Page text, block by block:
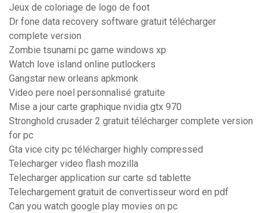
Jeux de coloriage de logo de foot
Dr fone data recovery software gratuit télécharger
complete version
Zombie tsunami pc game windows xp
Watch love island online putlockers
Gangstar new orleans apkmonk
Video pere noel personnalisé gratuite
Mise a jour carte graphique nvidia gtx 970
Stronghold crusader 2 gratuit télécharger complete version
for pc
Gta vice city pc télécharger highly compressed
Telecharger video flash mozilla
Telecharger application sur carte sd tablette
Telechargement gratuit de convertisseur word en pdf
Can you watch google play movies on pc